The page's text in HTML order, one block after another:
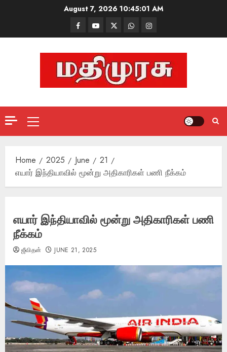
August 7, 2026 10:45:02 AM
FacebookMathemurasu
TV
TwitterWhatsAppInstagram
Primary
Menu
Home 2025 June
21
எயார் இந்தியாவில் மூன்று அதிகாரிகள் பணி நீக்கம்
எயார் இந்தியாவில் மூன்று அதிகாரிகள் பணி
நீக்கம்
ஜீவிதன் JUNE 21, 2025